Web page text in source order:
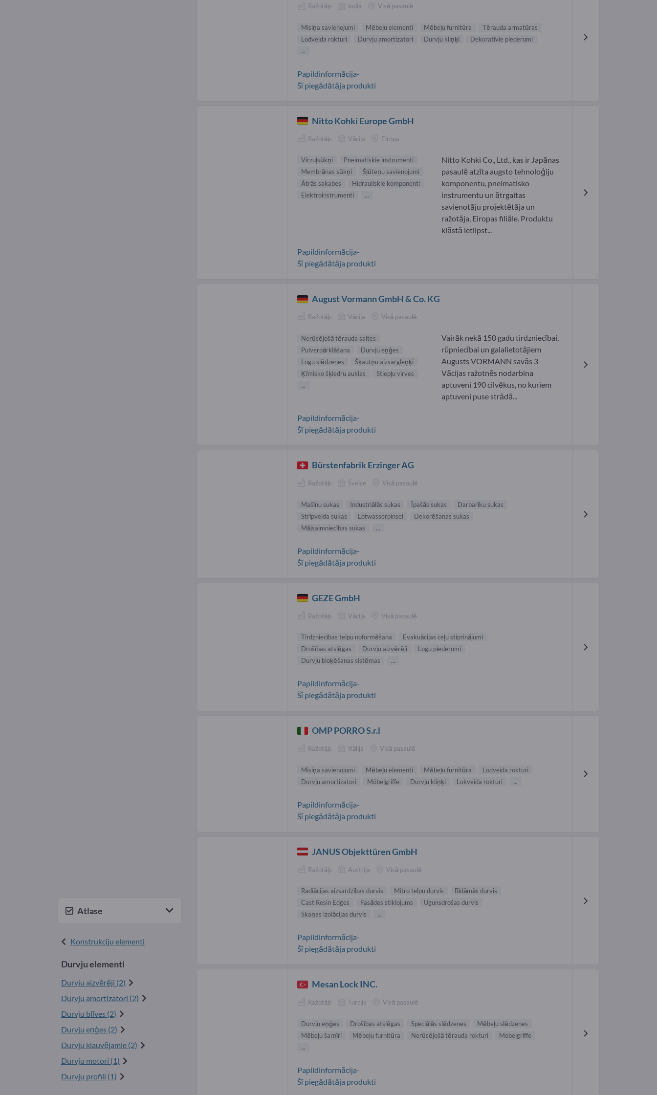
Atlase
Konstrukciju elementi
Durvju elementi
Durvju aizvērēji (2)
Durvju amortizatori (2)
Durvju blīves (2)
Durvju eņģes (2)
Durvju klauvējamie (2)
Durvju motori (1)
Durvju profili (1)
Ražotājs India Visā pasaulē
Misiņa savienojumi Mēbeļu elementi Mēbeļu furnitūra
Tērauda armatūras
Lodveida rokturi
Durvju amortizatori Durvju kliņķi
Dekoratīvie piederumi
...
Papildinformācija-
Šī piegādātāja produkti
Nitto Kohki Europe GmbH
Ražotājs Vācija Eiropa
Virzuļsūkņi
Pneimatiskie instrumenti
Membrānas sūkņi
Šļūteņu savienojumi
Ātrās sakabes
Hidrauliskie komponenti
Elektroinstrumenti
...
Nitto Kohki Co., Ltd., kas ir Japānas
pasaulē atzīta augsto tehnoloģiju
komponentu, pneimatisko
instrumentu un ātrgaitas
savienotāju projektētāja un
ražotāja, Eiropas filiāle. Produktu
klāstā ietilpst...
Papildinformācija-
Šī piegādātāja produkti
August Vormann GmbH & Co. KG
Ražotājs Vācija Visā pasaulē
Nerūsējošā tērauda saites
Pulverpārklāšana
Durvju eņģes
Logu slēdzenes
Šķautņu aizsargleņķi
Ķīmisko šķiedru auklas
Stiepļu virves
...
Vairāk nekā 150 gadu tirdzniecībai,
rūpniecībai un galalietotājiem
Augusts VORMANN savās 3
Vācijas ražotnēs nodarbina
aptuveni 190 cilvēkus, no kuriem
aptuveni puse strādā...
Papildinformācija-
Šī piegādātāja produkti
Bürstenfabrik Erzinger AG
Ražotājs Šveice Visā pasaulē
Mašīnu sukas Industriālās sukas Īpašās sukas
Darbarīku sukas
Strīpveida sukas
Lötwasserpinsel
Dekorēšanas sukas
Mājsaimniecības sukas
...
Papildinformācija-
Šī piegādātāja produkti
GEZE GmbH
Ražotājs Vācija Visā pasaulē
Tirdzniecības telpu noformēšana
Evakuācijas ceļu stiprinājumi
Drošības atslēgas
Durvju aizvērēji
Logu piederumi
Durvju bloķēšanas sistēmas
...
Papildinformācija-
Šī piegādātāja produkti
OMP PORRO S.r.l
Ražotājs Itālija Visā pasaulē
Misiņa savienojumi Mēbeļu elementi Mēbeļu furnitūra
Lodveida rokturi
Durvju amortizatori
Möbelgriffe Durvju kliņķi Lokveida rokturi ...
Papildinformācija-
Šī piegādātāja produkti
JANUS Objekttüren GmbH
Ražotājs Austrija Visā pasaulē
Radiācijas aizsardzības durvis Mitro telpu durvis
Bīdāmās durvis
Cast Resin Edges
Fasādes stiklojums
Ugunsdrošas durvis
Skaņas izolācijas durvis
...
Papildinformācija-
Šī piegādātāja produkti
Mesan Lock INC.
Ražotājs Turcija Visā pasaulē
Durvju eņģes Drošības atslēgas Speciālās slēdzenes
Mēbeļu slēdzenes
Mēbeļu šarnīri
Mēbeļu furnitūra Nerūsējošā tērauda rokturi
Möbelgriffe
...
Papildinformācija-
Šī piegādātāja produkti